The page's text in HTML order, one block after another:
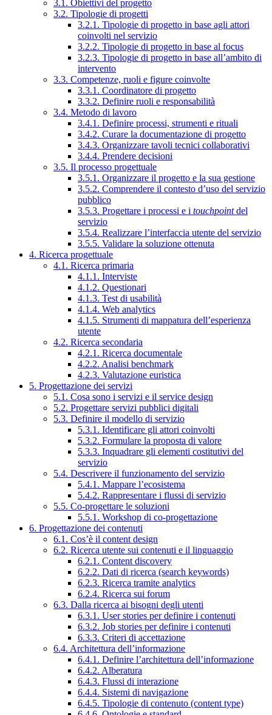
3.1. Obiettivi del progetto
3.2. Tipologie di progetti
3.2.1. Tipologie di progetto in base agli attori
coinvolti nel servizio
3.2.2. Tipologie di progetto in base al focus
3.2.3. Tipologie di progetto in base all’ambito di
intervento
3.3. Competenze, ruoli e figure coinvolte
3.3.1. Coordinatore di progetto
3.3.2. Definire ruoli e responsabilità
3.4. Metodo di lavoro
3.4.1. Definire processi, strumenti e rituali
3.4.2. Curare la documentazione di progetto
3.4.3. Organizzare tavoli tecnici collaborativi
3.4.4. Prendere decisioni
3.5. Il processo progettuale
3.5.1. Organizzare il progetto e la sua gestione
3.5.2. Comprendere il contesto d’uso del servizio
pubblico
3.5.3. Progettare i processi e i touchpointdel
servizio
3.5.4. Realizzare l’interfaccia utente del servizio
3.5.5. Validare la soluzione ottenuta
4. Ricerca progettuale
4.1. Ricerca primaria
4.1.1. Interviste
4.1.2. Questionari
4.1.3. Test di usabilità
4.1.4. Web analytics
4.1.5. Strumenti di mappatura dell’esperienza
utente
4.2. Ricerca secondaria
4.2.1. Ricerca documentale
4.2.2. Analisi benchmark
4.2.3. Valutazione euristica
5. Progettazione dei servizi
5.1. Cosa sono i servizi e il service design
5.2. Progettare servizi pubblici digitali
5.3. Definire il modello di servizio
5.3.1. Identificare gli attori coinvolti
5.3.2. Formulare la proposta di valore
5.3.3. Inquadrare gli elementi costitutivi del
servizio
5.4. Descrivere il funzionamento del servizio
5.4.1. Mappare l’ecosistema
5.4.2. Rappresentare i flussi di servizio
5.5. Co-progettare le soluzioni
5.5.1. Workshop di co-progettazione
6. Progettazione dei contenuti
6.1. Cos’è il content design
6.2. Ricerca utente sui contenuti e il linguaggio
6.2.1. Content discovery
6.2.2. Dati di ricerca (search keywords)
6.2.3. Ricerca tramite analytics
6.2.4. Ricerca sui forum
6.3. Dalla ricerca ai bisogni degli utenti
6.3.1. User stories per definire i contenuti
6.3.2. Job stories per definire i contenuti
6.3.3. Criteri di accettazione
6.4. Architettura dell’informazione
6.4.1. Definire l’architettura dell’informazione
6.4.2. Alberatura
6.4.3. Flussi di interazione
6.4.4. Sistemi di navigazione
6.4.5. Tipologie di contenuto (content type)